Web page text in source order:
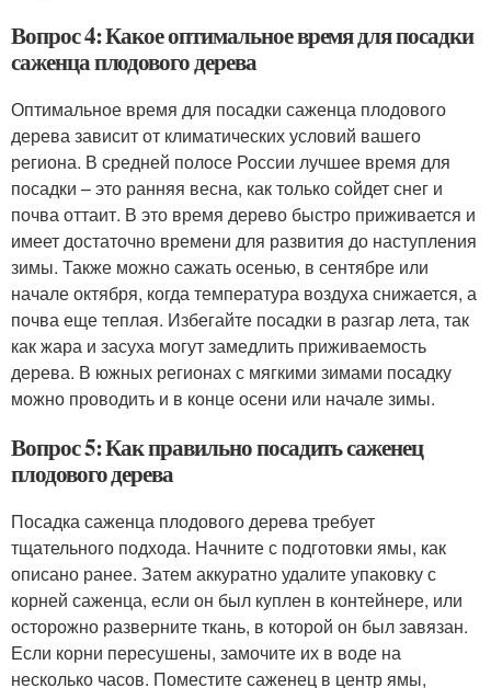
Вопрос 4: Какое оптимальное время для посадки
саженца плодового дерева
Оптимальное время для посадки саженца плодового
дерева зависит от климатических условий вашего
региона. В средней полосе России лучшее время для
посадки – это ранняя весна, как только сойдет снег и
почва оттаит. В это время дерево быстро приживается и
имеет достаточно времени для развития до наступления
зимы. Также можно сажать осенью, в сентябре или
начале октября, когда температура воздуха снижается, а
почва еще теплая. Избегайте посадки в разгар лета, так
как жара и засуха могут замедлить приживаемость
дерева. В южных регионах с мягкими зимами посадку
можно проводить и в конце осени или начале зимы.
Вопрос 5: Как правильно посадить саженец
плодового дерева
Посадка саженца плодового дерева требует
тщательного подхода. Начните с подготовки ямы, как
описано ранее. Затем аккуратно удалите упаковку с
корней саженца, если он был куплен в контейнере, или
осторожно разверните ткань, в которой он был завязан.
Если корни пересушены, замочите их в воде на
несколько часов. Поместите саженец в центр ямы,